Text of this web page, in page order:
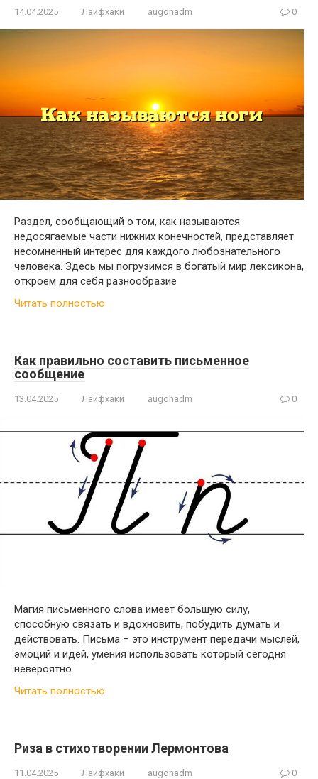
14.04.2025 Лайфхаки augohadm 0
Раздел, сообщающий о том, как называются
недосягаемые части нижних конечностей, представляет
несомненный интерес для каждого любознательного
человека. Здесь мы погрузимся в богатый мир лексикона,
откроем для себя разнообразие
Читать полностью
Как правильно составить письменное
сообщение
13.04.2025 Лайфхаки augohadm 0
Магия письменного слова имеет большую силу,
способную связать и вдохновить, побудить думать и
действовать. Письма – это инструмент передачи мыслей,
эмоций и идей, умения использовать который сегодня
невероятно
Читать полностью
Риза в стихотворении Лермонтова
11.04.2025 Лайфхаки augohadm 0